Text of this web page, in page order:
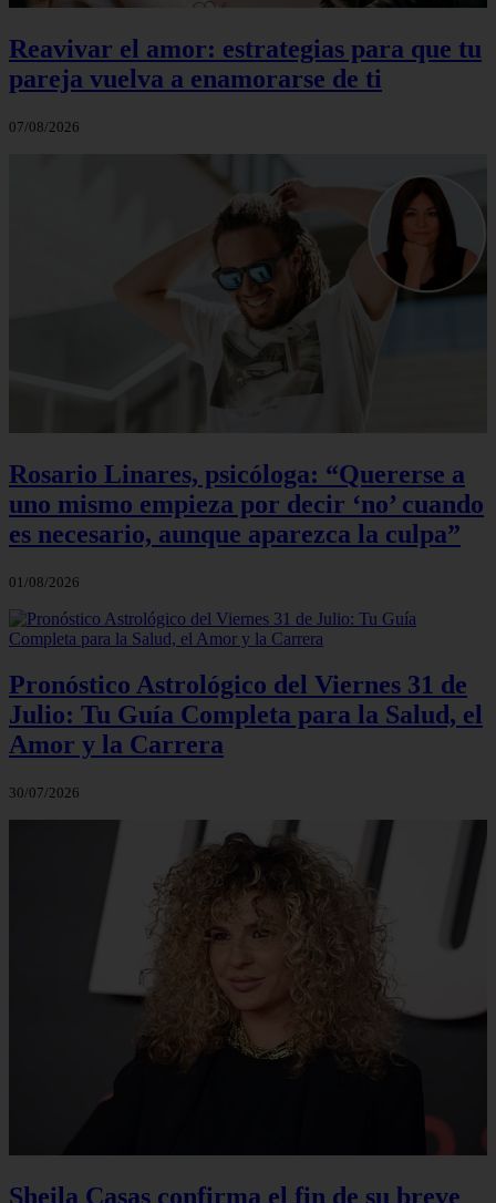
Reavivar el amor: estrategias para que tu
pareja vuelva a enamorarse de ti
07/08/2026
Rosario Linares, psicóloga: “Quererse a
uno mismo empieza por decir ‘no’ cuando
es necesario, aunque aparezca la culpa”
01/08/2026
Pronóstico Astrológico del Viernes 31 de
Julio: Tu Guía Completa para la Salud, el
Amor y la Carrera
30/07/2026
Sheila Casas confirma el fin de su breve